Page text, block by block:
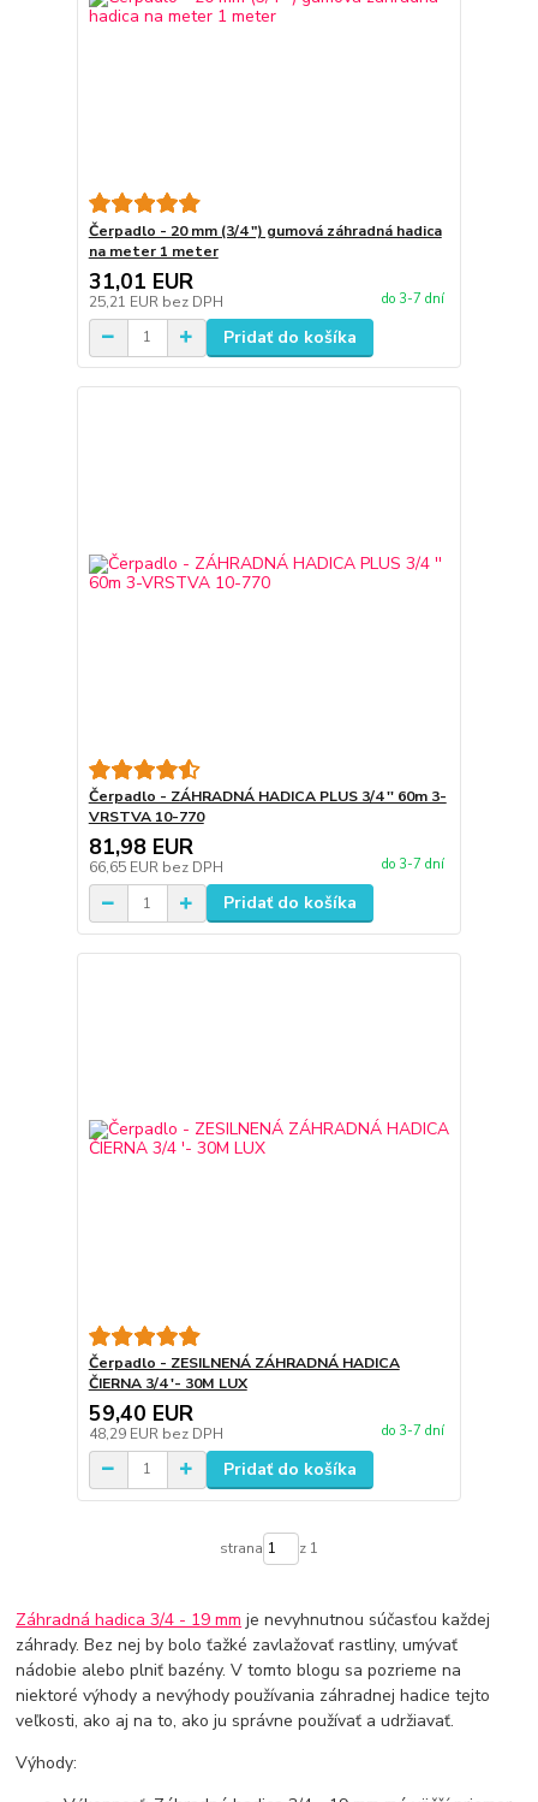
Čerpadlo - 20 mm (3/4 ") gumová záhradná hadica
na meter 1 meter
31,01 EUR
25,21 EUR bez DPH do 3-7 dní
Pridať do košíka
Čerpadlo - ZÁHRADNÁ HADICA PLUS 3/4 '' 60m 3-
VRSTVA 10-770
81,98 EUR
66,65 EUR bez DPH do 3-7 dní
Pridať do košíka
Čerpadlo - ZESILNENÁ ZÁHRADNÁ HADICA
ČIERNA 3/4 '- 30M LUX
59,40 EUR
48,29 EUR bez DPH do 3-7 dní
Pridať do košíka
strana z 1
Záhradná hadica 3/4 - 19 mm je nevyhnutnou súčasťou každej
záhrady. Bez nej by bolo ťažké zavlažovať rastliny, umývať
nádobie alebo plniť bazény. V tomto blogu sa pozrieme na
niektoré výhody a nevýhody používania záhradnej hadice tejto
veľkosti, ako aj na to, ako ju správne používať a udržiavať.
Výhody: